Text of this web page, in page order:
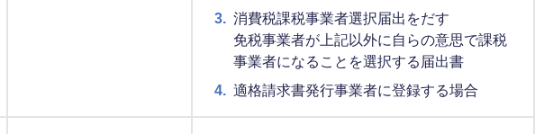
3. 消費税課税事業者選択届出をだす
免税事業者が上記以外に自らの意思で課税
事業者になることを選択する届出書
4. 適格請求書発行事業者に登録する場合